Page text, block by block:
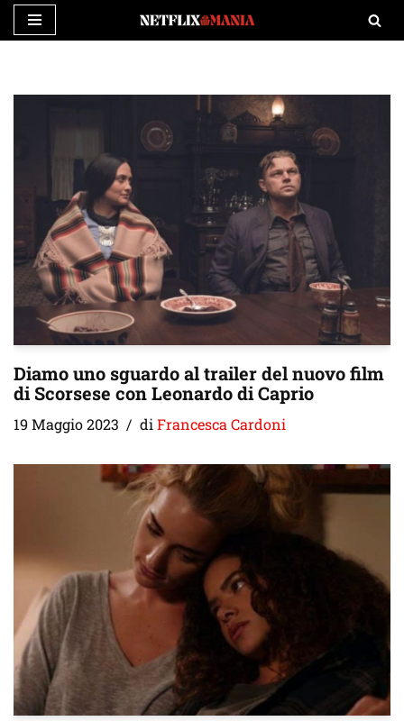
contenuto
Diamo uno sguardo al trailer del nuovo film
di Scorsese con Leonardo di Caprio
19 Maggio 2023 diFrancesca Cardoni